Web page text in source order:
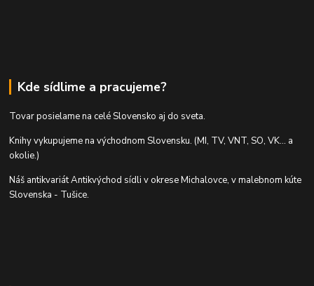
Kde sídlime a pracujeme?
Tovar posielame na celé Slovensko aj do sveta.
Knihy vykupujeme na východnom Slovensku. (MI, TV, VNT, SO, VK... a
okolie.)
Náš antikvariát Antikvýchod sídli v okrese Michalovce, v malebnom kúte
Slovenska - Tušice.